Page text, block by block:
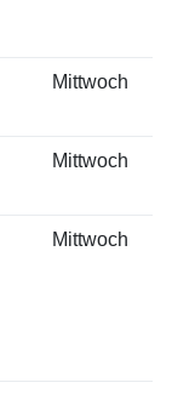
Mittwoch
Mittwoch
Mittwoch